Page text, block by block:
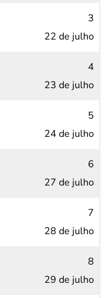
3
22 de julho
4
23 de julho
5
24 de julho
6
27 de julho
7
28 de julho
8
29 de julho